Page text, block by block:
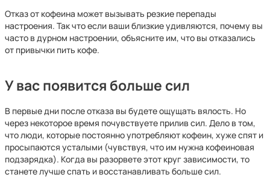
Отказ от кофеина может вызывать резкие перепады
настроения. Так что если ваши близкие удивляются, почему вы
часто в дурном настроении, объясните им, что вы отказались
от привычки пить кофе.
У вас появится больше сил
В первые дни после отказа вы будете ощущать вялость. Но
через некоторое время почувствуете прилив сил. Дело в том,
что люди, которые постоянно употребляют кофеин, хуже спят и
просыпаются усталыми (чувствуя, что им нужна кофеиновая
подзарядка). Когда вы разорвете этот круг зависимости, то
станете лучше спать и восстанавливать больше сил.